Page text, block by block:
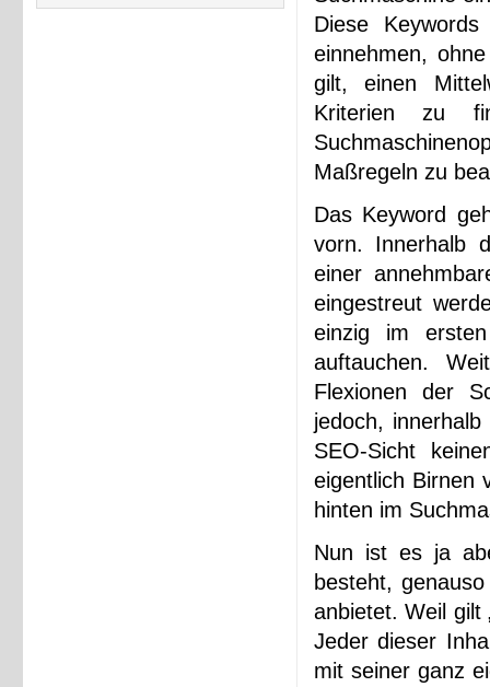
Diese
einnehmen,
gilt, einen
Kriterien zu
Maßregeln zu
Das Keyword
vorn. Innerhalb
einer
eingestreut
einzig im
auftauchen.
Flexionen der
jedoch,
SEO-Sicht
eigentlich Birnen
hinten im
Nun ist es ja
besteht,
anbietet. Weil gilt
Jeder dieser
mit seiner ganz